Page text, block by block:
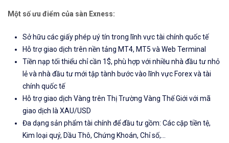
Một số ưu điểm của sàn Exness:
Sở hữu các giấy phép uý tín trong lĩnh vực tài chính quốc tế
Hỗ trợ giao dịch trên nền tảng MT4, MT5 và Web Terminal
Tiền nạp tối thiểu chỉ cần 1$, phù hợp với nhiều nhà đầu tư nhỏ
lẻ và nhà đầu tư mới tập tành bước vào lĩnh vực Forex và tài
chính quốc tế
Hỗ trợ giao dịch Vàng trên Thị Trường Vàng Thế Giới với mã
giao dịch là XAU/USD
Đa dạng sản phẩm tài chính để đầu tư gồm: Các cặp tiền tệ,
Kim loại quý, Dầu Thô, Chứng Khoán, Chỉ số,...